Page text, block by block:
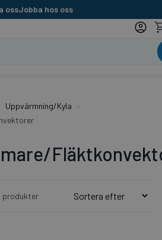
ossJobba hos oss
Uppvärmning/Kyla
produkter